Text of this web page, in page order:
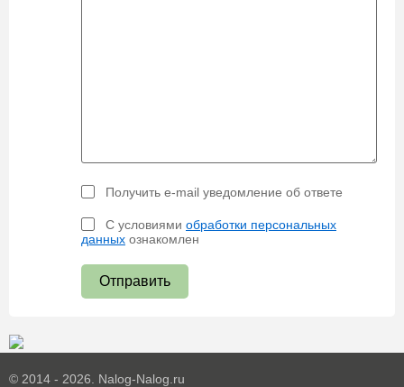
Получить e-mail уведомление об ответе
С условиями обработки персональных
данных ознакомлен
Отправить
© 2014 - 2026. Nalog-Nalog.ru